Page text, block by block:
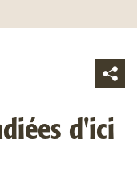
d'ici